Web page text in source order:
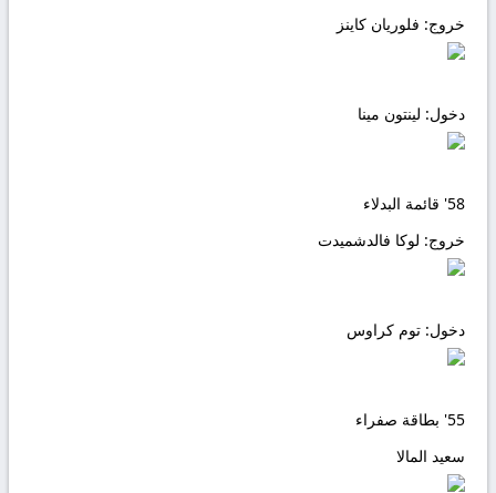
خروج: فلوريان كاينز
دخول: لينتون مينا
58' قائمة البدلاء
خروج: لوكا فالدشميدت
دخول: توم كراوس
55' بطاقة صفراء
سعيد المالا